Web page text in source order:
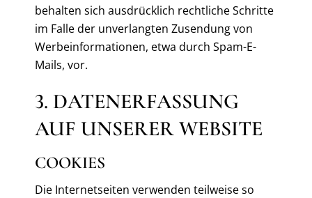
behalten sich ausdrücklich rechtliche Schritte
im Falle der unverlangten Zusendung von
Werbeinformationen, etwa durch Spam-E-
Mails, vor.
3. DATENERFASSUNG
AUF UNSERER WEBSITE
COOKIES
Die Internetseiten verwenden teilweise so